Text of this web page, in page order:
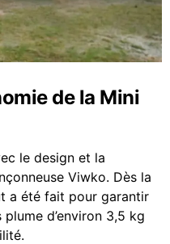
de la Mini
le design et la
Viwko. Dès la
a été fait pour garantir
d’environ 3,5 kg